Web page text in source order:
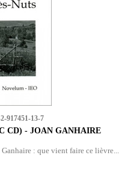
917451-13-7
CD) - JOAN GANHAIRE
: que vient faire ce lièvre...